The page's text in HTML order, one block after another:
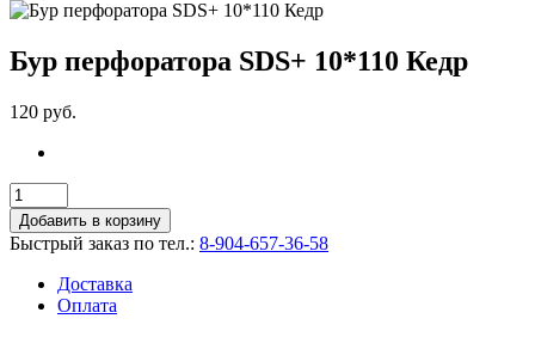
Бур перфоратора SDS+ 10*110 Кедр
120 руб.
Добавить в корзину
Быстрый заказ по тел.: 8-904-657-36-58
Доставка
Оплата